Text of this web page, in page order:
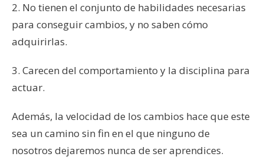
2. No tienen el conjunto de habilidades necesarias
para conseguir cambios, y no saben cómo
adquirirlas.
3. Carecen del comportamiento y la disciplina para
actuar.
Además, la velocidad de los cambios hace que este
sea un camino sin fin en el que ninguno de
nosotros dejaremos nunca de ser aprendices.